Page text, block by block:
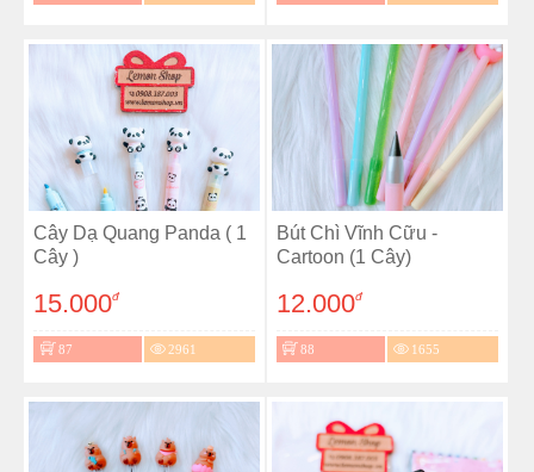
Cây Dạ Quang Panda ( 1
Cây )
15.000đ
87 2961
Bút Chì Vĩnh Cữu -
Cartoon (1 Cây)
12.000đ
88 1655